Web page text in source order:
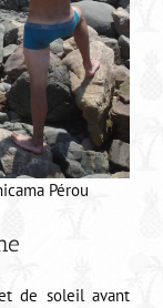
Pérou
de soleil avant